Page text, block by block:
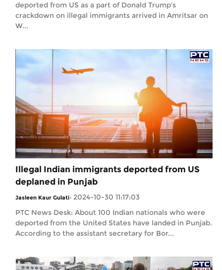
deported from US as a part of Donald Trump's
crackdown on illegal immigrants arrived in Amritsar on
W...
Illegal Indian immigrants deported from US
deplaned in Punjab
Jasleen Kaur Gulati- 2024-10-30 11:17:03
PTC News Desk: About 100 Indian nationals who were
deported from the United States have landed in Punjab.
According to the assistant secretary for Bor...